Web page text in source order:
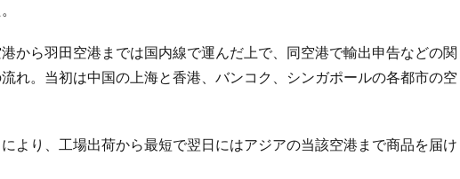
から羽田空港までは国内線で運んだ上で、同空港で輸出申告などの関
れ。当初は中国の上海と香港、バンコク、シンガポールの各都市の空
より、工場出荷から最短で翌日にはアジアの当該空港まで商品を届け